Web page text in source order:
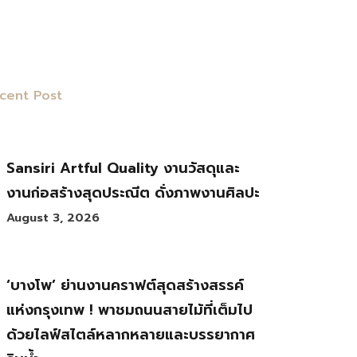
Post
Sansiri Artful Quality งานวัสดุและ
งานก่อสร้างสุดประณีต ดั่งภาพงานศิลปะ
August 3, 2026
‘บางโพ’ ย่านงานคราฟต์สุดสร้างสรรค์
แห่งกรุงเทพ ! พาชมถนนสายไม้ที่เต็มไป
ด้วยไลฟ์สไตล์หลากหลายและบรรยากาศ